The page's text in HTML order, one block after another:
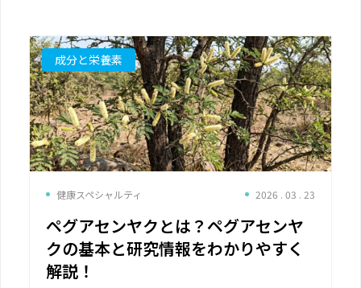
成分と栄養素
健康スペシャルティ 2026 . 03 . 23
ペグアセンヤクとは？ペグアセンヤ
クの基本と研究情報をわかりやすく
解説！